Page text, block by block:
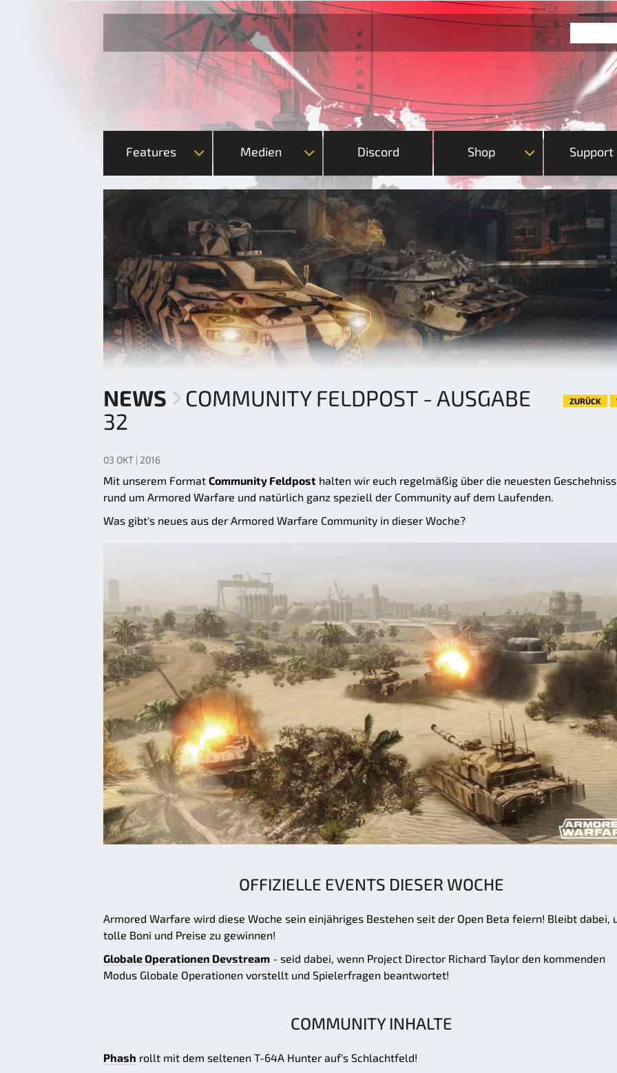
Features Medien Discord Shop Support
NEWS
COMMUNITY FELDPOST - AUSGABE
32
ZURÜCK
03 OKT | 2016
Mit unserem Format Community Feldpost halten wir euch regelmäßig über die neuesten
rund um Armored Warfare und natürlich ganz speziell der Community auf dem Laufenden.
Was gibt's neues aus der Armored Warfare Community in dieser Woche?
OFFIZIELLE EVENTS DIESER WOCHE
Armored Warfare wird diese Woche sein einjähriges Bestehen seit der Open Beta feiern! Bleibt dabei,
tolle Boni und Preise zu gewinnen!
Globale Operationen Devstream - seid dabei, wenn Project Director Richard Taylor den kommenden
Modus Globale Operationen vorstellt und Spielerfragen beantwortet!
COMMUNITY INHALTE
Phash rollt mit dem seltenen T-64A Hunter auf's Schlachtfeld!